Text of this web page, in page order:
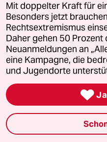
Nord
Wahrheit
Themen
Krieg in der Ukraine
Mit doppelter Kraft für
Besonders jetzt
Rechtsextremismus
Daher gehen 50 Prozent
Neuanmeldungen an
eine Kampagne, die
und Jugendorte
